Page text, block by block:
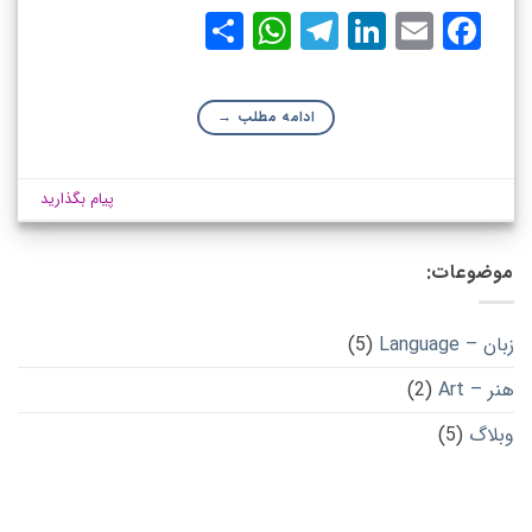
Facebook
Email
LinkedIn
Telegram
WhatsApp
ادامه مطلب →
پیام بگذارید
موضوعات:
زبان – Language
(5)
هنر – Art
(2)
وبلاگ (5)